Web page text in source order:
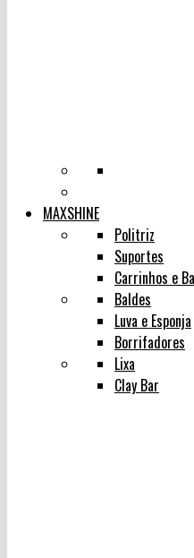
MAXSHINE
Politriz
Suportes
Carrinhos e
Baldes
Luva e Esponja
Borrifadores
Lixa
Clay Bar